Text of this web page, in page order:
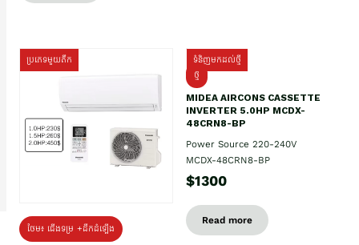
ប្រភេទមួយតឹក
ថែម៖ ជើងទម្រ +ដឹកដំឡើង
ទំនិញមកដល់ថ្មី
ថ្មី
MIDEA AIRCONS CASSETTE
INVERTER 5.0HP MCDX-
48CRN8-BP
Power Source 220-240V
MCDX-48CRN8-BP
$1300
Read more